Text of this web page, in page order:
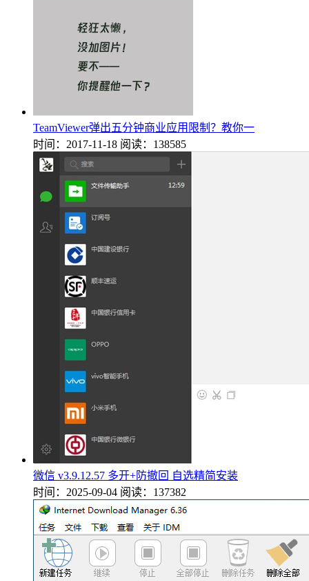
TeamViewer弹出五分钟商业应用限制？教你一
时间：2017-11-18 阅读：138585
微信 v3.9.12.57 多开+防撤回 自选精简安装
时间：2025-09-04 阅读：137382